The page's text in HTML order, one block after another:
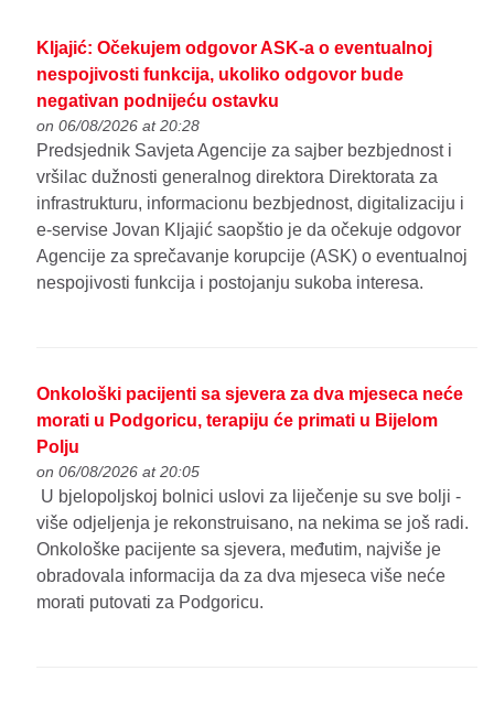
Kljajić: Očekujem odgovor ASK-a o eventualnoj
nespojivosti funkcija, ukoliko odgovor bude
negativan podnijeću ostavku
on 06/08/2026 at 20:28
Predsjednik Savjeta Agencije za sajber bezbjednost i
vršilac dužnosti generalnog direktora Direktorata za
infrastrukturu, informacionu bezbjednost, digitalizaciju i
e-servise Jovan Kljajić saopštio je da očekuje odgovor
Agencije za sprečavanje korupcije (ASK) o eventualnoj
nespojivosti funkcija i postojanju sukoba interesa.
Onkološki pacijenti sa sjevera za dva mjeseca neće
morati u Podgoricu, terapiju će primati u Bijelom
Polju
on 06/08/2026 at 20:05
U bjelopoljskoj bolnici uslovi za liječenje su sve bolji -
više odjeljenja je rekonstruisano, na nekima se još radi.
Onkološke pacijente sa sjevera, međutim, najviše je
obradovala informacija da za dva mjeseca više neće
morati putovati za Podgoricu.